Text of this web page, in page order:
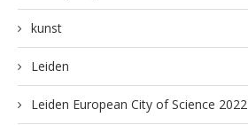
kunst
Leiden
Leiden European City of Science 2022